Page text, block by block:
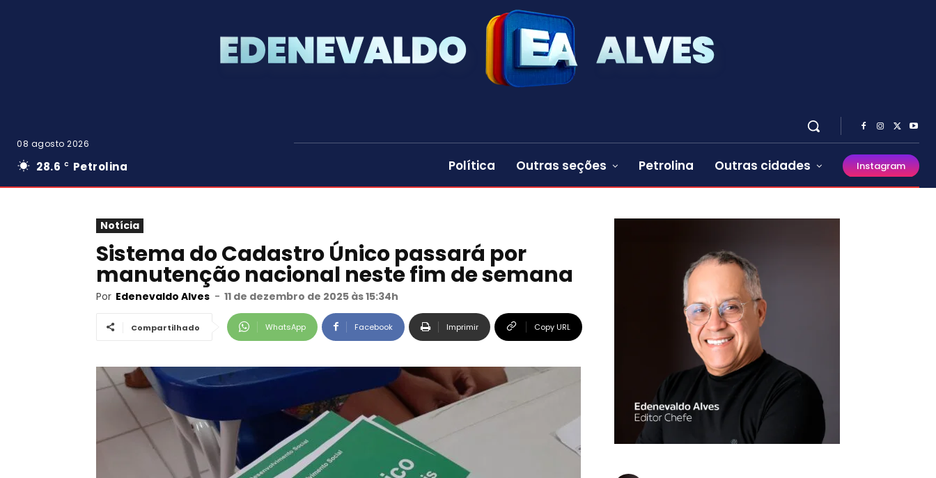
08 agosto 2026
28.6 C Petrolina Política Outras seções Petrolina Outras cidades Instagram
Notícia
Sistema do Cadastro Único passará por
manutenção nacional neste fim de semana
Por Edenevaldo Alves - 11 de dezembro de 2025 às 15:34h
Compartilhado WhatsApp Facebook Imprimir Copy URL